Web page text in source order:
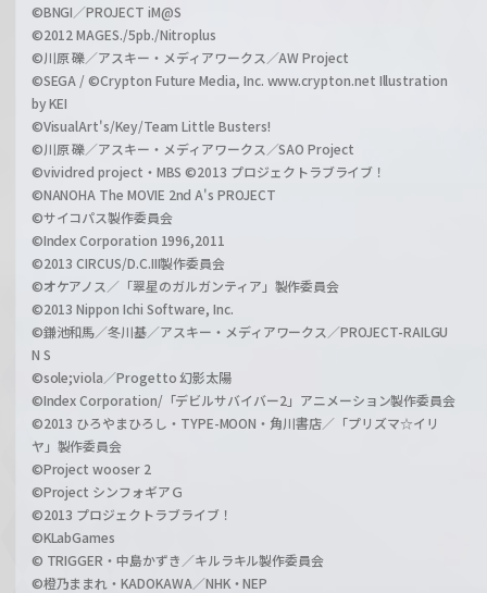
©BNGI／PROJECT iM@S
©2012 MAGES./5pb./Nitroplus
©川原 礫／アスキー・メディアワークス／AW Project
©SEGA / ©Crypton Future Media, Inc. www.crypton.net Illustration
by KEI
©VisualArt's/Key/Team Little Busters!
©川原 礫／アスキー・メディアワークス／SAO Project
©vividred project・MBS ©2013 プロジェクトラブライブ！
©NANOHA The MOVIE 2nd A's PROJECT
©サイコパス製作委員会
©Index Corporation 1996,2011
©2013 CIRCUS/D.C.III製作委員会
©オケアノス／「翠星のガルガンティア」製作委員会
©2013 Nippon Ichi Software, Inc.
©鎌池和馬／冬川基／アスキー・メディアワークス／PROJECT-RAILGU
N S
©sole;viola／Progetto 幻影太陽
©Index Corporation/「デビルサバイバー2」アニメーション製作委員会
©2013 ひろやまひろし・TYPE-MOON・角川書店／「プリズマ☆イリ
ヤ」製作委員会
©Project wooser 2
©Project シンフォギアＧ
©2013 プロジェクトラブライブ！
©KLabGames
© TRIGGER・中島かずき／キルラキル製作委員会
©橙乃ままれ・KADOKAWA／NHK・NEP